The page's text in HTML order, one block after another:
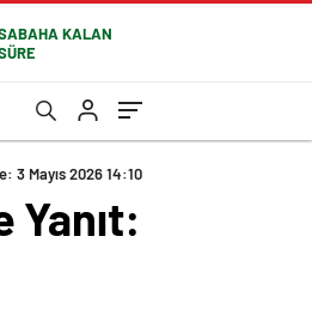
KALAN
3 Mayıs 2026 14:10
Yanıt: